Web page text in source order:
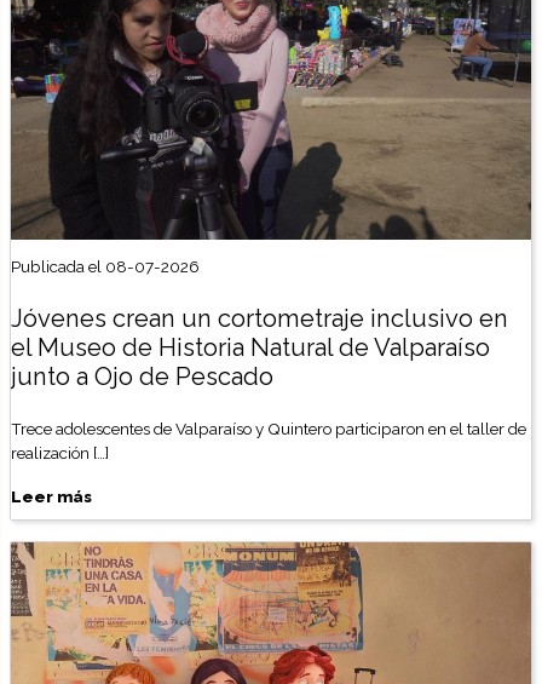
Publicada el 08-07-2026
Jóvenes crean un cortometraje inclusivo en
el Museo de Historia Natural de Valparaíso
junto a Ojo de Pescado
Trece adolescentes de Valparaíso y Quintero participaron en el taller de
realización […]
Leer más